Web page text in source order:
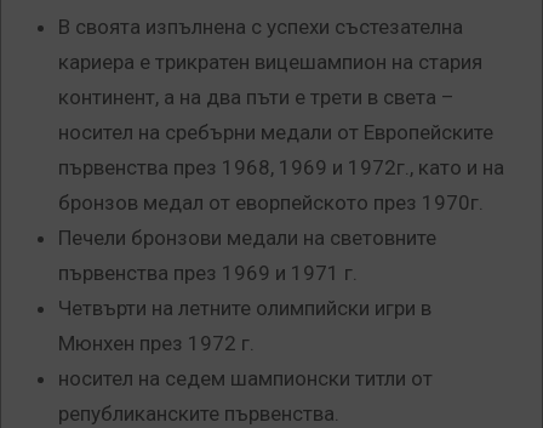
В своята изпълнена с успехи състезателна
кариера е трикратен вицешампион на стария
континент, а на два пъти е трети в света –
носител на сребърни медали от Европейските
първенства през 1968, 1969 и 1972г., като и на
бронзов медал от еворпейското през 1970г.
Печели бронзови медали на световните
първенства през 1969 и 1971 г.
Четвърти на летните олимпийски игри в
Мюнхен през 1972 г.
носител на седем шампионски титли от
републиканските първенства.